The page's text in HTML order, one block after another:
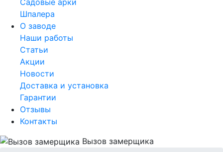
Шпалера
О заводе
Наши работы
Статьи
Акции
Новости
Доставка и установка
Гарантии
Отзывы
Контакты
Вызов замерщика